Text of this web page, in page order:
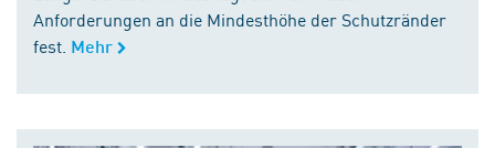
Anforderungen an die Mindesthöhe der Schutzränder
fest. Mehr